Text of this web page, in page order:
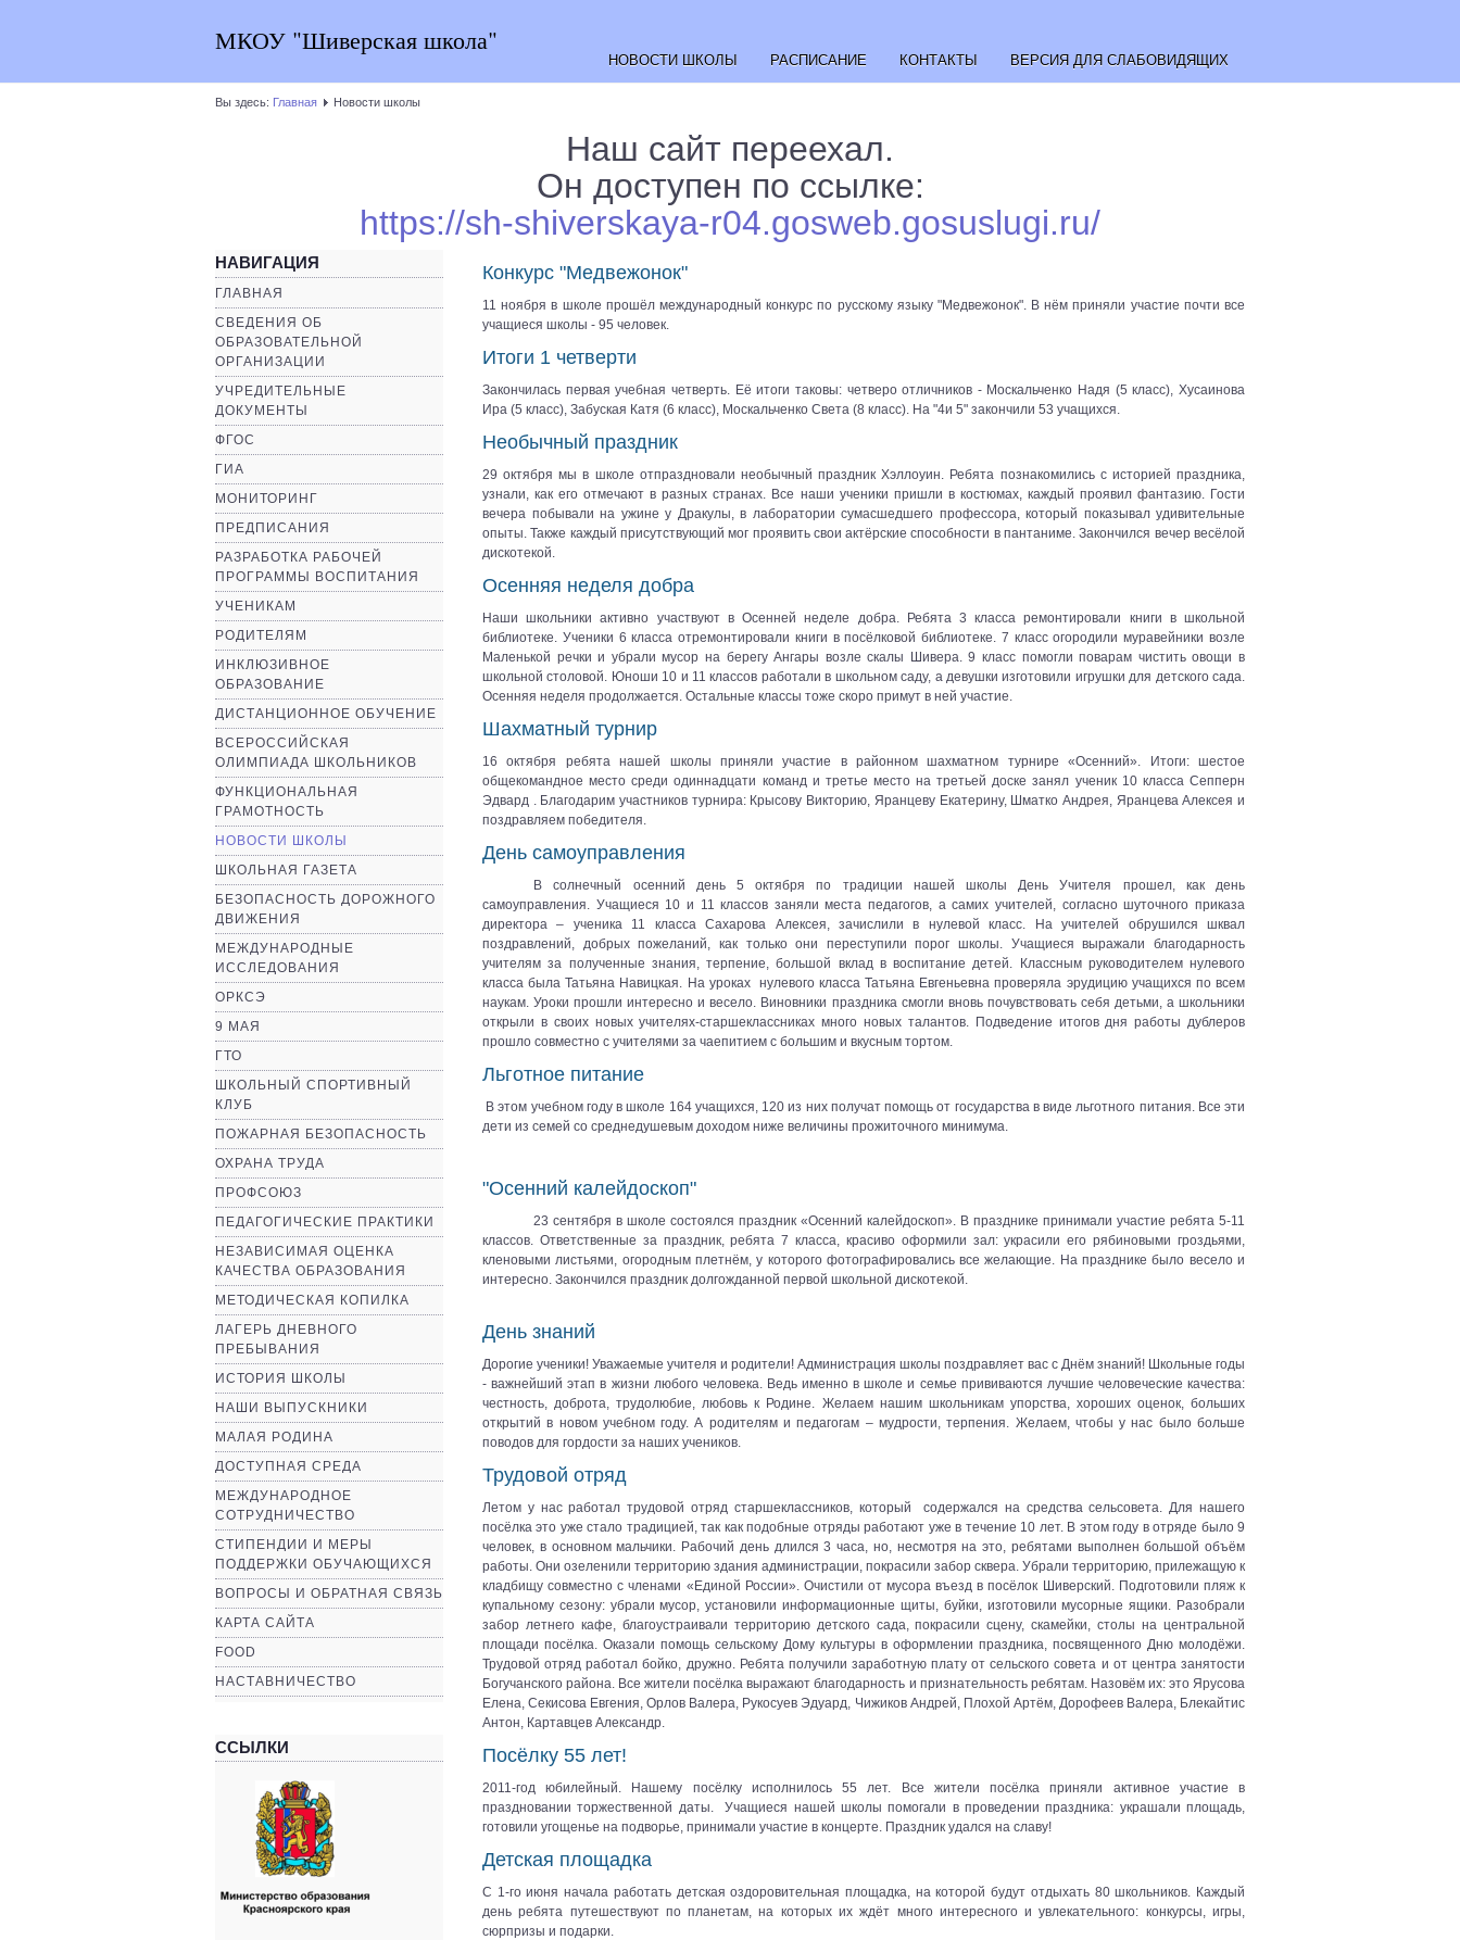
МКОУ "Шиверская школа"
НОВОСТИ ШКОЛЫ РАСПИСАНИЕ КОНТАКТЫ ВЕРСИЯ ДЛЯ СЛАБОВИДЯЩИХ
Вы здесь: Главная Новости школы
Наш сайт переехал.
Он доступен по ссылке:
https://sh-shiverskaya-r04.gosweb.gosuslugi.ru/
НАВИГАЦИЯ
ГЛАВНАЯ
СВЕДЕНИЯ ОБ
ОБРАЗОВАТЕЛЬНОЙ
ОРГАНИЗАЦИИ
УЧРЕДИТЕЛЬНЫЕ
ДОКУМЕНТЫ
ФГОС
ГИА
МОНИТОРИНГ
ПРЕДПИСАНИЯ
РАЗРАБОТКА РАБОЧЕЙ
ПРОГРАММЫ ВОСПИТАНИЯ
УЧЕНИКАМ
РОДИТЕЛЯМ
ИНКЛЮЗИВНОЕ
ОБРАЗОВАНИЕ
ДИСТАНЦИОННОЕ ОБУЧЕНИЕ
ВСЕРОССИЙСКАЯ
ОЛИМПИАДА ШКОЛЬНИКОВ
ФУНКЦИОНАЛЬНАЯ
ГРАМОТНОСТЬ
НОВОСТИ ШКОЛЫ
ШКОЛЬНАЯ ГАЗЕТА
БЕЗОПАСНОСТЬ ДОРОЖНОГО
ДВИЖЕНИЯ
МЕЖДУНАРОДНЫЕ
ИССЛЕДОВАНИЯ
ОРКСЭ
9 МАЯ
ГТО
ШКОЛЬНЫЙ СПОРТИВНЫЙ
КЛУБ
ПОЖАРНАЯ БЕЗОПАСНОСТЬ
ОХРАНА ТРУДА
ПРОФСОЮЗ
ПЕДАГОГИЧЕСКИЕ ПРАКТИКИ
НЕЗАВИСИМАЯ ОЦЕНКА
КАЧЕСТВА ОБРАЗОВАНИЯ
МЕТОДИЧЕСКАЯ КОПИЛКА
ЛАГЕРЬ ДНЕВНОГО
ПРЕБЫВАНИЯ
ИСТОРИЯ ШКОЛЫ
НАШИ ВЫПУСКНИКИ
МАЛАЯ РОДИНА
ДОСТУПНАЯ СРЕДА
МЕЖДУНАРОДНОЕ
СОТРУДНИЧЕСТВО
СТИПЕНДИИ И МЕРЫ
ПОДДЕРЖКИ ОБУЧАЮЩИХСЯ
ВОПРОСЫ И ОБРАТНАЯ СВЯЗЬ
КАРТА САЙТА
FOOD
НАСТАВНИЧЕСТВО
ССЫЛКИ
Конкурс "Медвежонок"
11 ноября в школе прошёл международный конкурс по русскому языку "Медвежонок". В нём приняли участие почти все
учащиеся школы - 95 человек.
Итоги 1 четверти
Закончилась первая учебная четверть. Её итоги таковы: четверо отличников - Москальченко Надя (5 класс), Хусаинова
Ира (5 класс), Забуская Катя (6 класс), Москальченко Света (8 класс). На "4и 5" закончили 53 учащихся.
Необычный праздник
29 октября мы в школе отпраздновали необычный праздник Хэллоуин. Ребята познакомились с историей праздника,
узнали, как его отмечают в разных странах. Все наши ученики пришли в костюмах, каждый проявил фантазию. Гости
вечера побывали на ужине у Дракулы, в лаборатории сумасшедшего профессора, который показывал удивительные
опыты. Также каждый присутствующий мог проявить свои актёрские способности в пантаниме. Закончился вечер весёлой
дискотекой.
Осенняя неделя добра
Наши школьники активно участвуют в Осенней неделе добра. Ребята 3 класса ремонтировали книги в школьной
библиотеке. Ученики 6 класса отремонтировали книги в посёлковой библиотеке. 7 класс огородили муравейники возле
Маленькой речки и убрали мусор на берегу Ангары возле скалы Шивера. 9 класс помогли поварам чистить овощи в
школьной столовой. Юноши 10 и 11 классов работали в школьном саду, а девушки изготовили игрушки для детского сада.
Осенняя неделя продолжается. Остальные классы тоже скоро примут в ней участие.
Шахматный турнир
16 октября ребята нашей школы приняли участие в районном шахматном турнире «Осенний». Итоги: шестое
общекомандное место среди одиннадцати команд и третье место на третьей доске занял ученик 10 класса Сепперн
Эдвард . Благодарим участников турнира: Крысову Викторию, Яранцеву Екатерину, Шматко Андрея, Яранцева Алексея и
поздравляем победителя.
День самоуправления
В солнечный осенний день 5 октября по традиции нашей школы День Учителя прошел, как день
самоуправления. Учащиеся 10 и 11 классов заняли места педагогов, а самих учителей, согласно шуточного приказа
директора – ученика 11 класса Сахарова Алексея, зачислили в нулевой класс. На учителей обрушился шквал
поздравлений, добрых пожеланий, как только они переступили порог школы. Учащиеся выражали благодарность
учителям за полученные знания, терпение, большой вклад в воспитание детей. Классным руководителем нулевого
класса была Татьяна Навицкая. На уроках нулевого класса Татьяна Евгеньевна проверяла эрудицию учащихся по всем
наукам. Уроки прошли интересно и весело. Виновники праздника смогли вновь почувствовать себя детьми, а школьники
открыли в своих новых учителях-старшеклассниках много новых талантов. Подведение итогов дня работы дублеров
прошло совместно с учителями за чаепитием с большим и вкусным тортом.
Льготное питание
В этом учебном году в школе 164 учащихся, 120 из них получат помощь от государства в виде льготного питания. Все эти
дети из семей со среднедушевым доходом ниже величины прожиточного минимума.
"Осенний калейдоскоп"
23 сентября в школе состоялся праздник «Осенний калейдоскоп». В празднике принимали участие ребята 5-11
классов. Ответственные за праздник, ребята 7 класса, красиво оформили зал: украсили его рябиновыми гроздьями,
кленовыми листьями, огородным плетнём, у которого фотографировались все желающие. На празднике было весело и
интересно. Закончился праздник долгожданной первой школьной дискотекой.
День знаний
Дорогие ученики! Уважаемые учителя и родители! Администрация школы поздравляет вас с Днём знаний! Школьные годы
- важнейший этап в жизни любого человека. Ведь именно в школе и семье прививаются лучшие человеческие качества:
честность, доброта, трудолюбие, любовь к Родине. Желаем нашим школьникам упорства, хороших оценок, больших
открытий в новом учебном году. А родителям и педагогам – мудрости, терпения. Желаем, чтобы у нас было больше
поводов для гордости за наших учеников.
Трудовой отряд
Летом у нас работал трудовой отряд старшеклассников, который
содержался на средства сельсовета. Для нашего
посёлка это уже стало традицией, так как подобные отряды работают уже в течение 10 лет. В этом году в отряде было 9
человек, в основном мальчики. Рабочий день длился 3 часа, но, несмотря на это, ребятами выполнен большой объём
работы. Они озеленили территорию здания администрации, покрасили забор сквера. Убрали территорию, прилежащую к
кладбищу совместно с членами «Единой России». Очистили от мусора въезд в посёлок Шиверский. Подготовили пляж к
купальному сезону: убрали мусор, установили информационные щиты, буйки, изготовили мусорные ящики. Разобрали
забор летнего кафе, благоустраивали территорию детского сада, покрасили сцену, скамейки, столы на центральной
площади посёлка. Оказали помощь сельскому Дому культуры в оформлении праздника, посвященного Дню молодёжи.
Трудовой отряд работал бойко, дружно. Ребята получили заработную плату от сельского совета и от центра занятости
Богучанского района. Все жители посёлка выражают благодарность и признательность ребятам. Назовём их: это Ярусова
Елена, Секисова Евгения, Орлов Валера, Рукосуев Эдуард, Чижиков Андрей, Плохой Артём, Дорофеев Валера, Блекайтис
Антон, Картавцев Александр.
Посёлку 55 лет!
2011-год юбилейный. Нашему посёлку исполнилось 55 лет. Все жители посёлка приняли активное участие в
праздновании торжественной даты. Учащиеся нашей школы помогали в проведении праздника: украшали площадь,
готовили угощенье на подворье, принимали участие в концерте. Праздник удался на славу!
Детская площадка
С 1-го июня начала работать детская оздоровительная площадка, на которой будут отдыхать 80 школьников. Каждый
день ребята путешествуют по планетам, на которых их ждёт много интересного и увлекательного: конкурсы, игры,
сюрпризы и подарки.